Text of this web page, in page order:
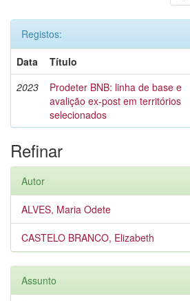
Registos:
Data
Título
2023
Prodeter BNB: linha de base e
avalição ex-post em territórios
selecionados
Refinar
Autor
ALVES, Maria Odete
CASTELO BRANCO, Elizabeth
Assunto